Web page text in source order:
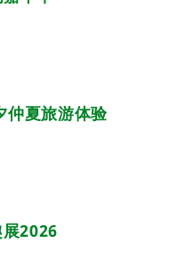
仲夏旅游体验
2026